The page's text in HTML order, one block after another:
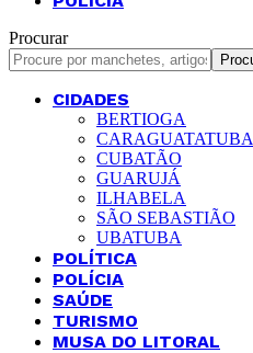
Procurar
CIDADES
BERTIOGA
CARAGUATATUBA
CUBATÃO
GUARUJÁ
ILHABELA
SÃO SEBASTIÃO
UBATUBA
POLÍTICA
POLÍCIA
SAÚDE
TURISMO
MUSA DO LITORAL